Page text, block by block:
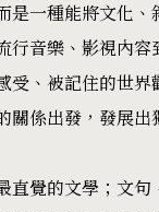
是一種能將文化、
行音樂、影視內容
受、被記住的世界
關係出發，發展出
直覺的文學；文